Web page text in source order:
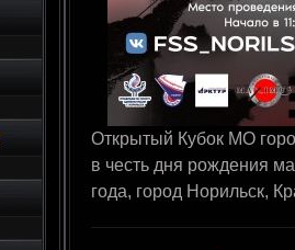
Открытый Кубок МО
в честь дня рождения
года, город Норильск,